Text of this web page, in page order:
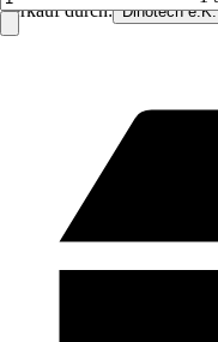
Verkauf durch: Dinotech e.K.